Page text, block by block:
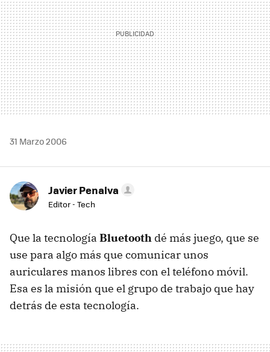
31 Marzo 2006
Javier Penalva
Editor - Tech
Que la tecnología Bluetooth dé más juego, que se
use para algo más que comunicar unos
auriculares manos libres con el teléfono móvil.
Esa es la misión que el grupo de trabajo que hay
detrás de esta tecnología.